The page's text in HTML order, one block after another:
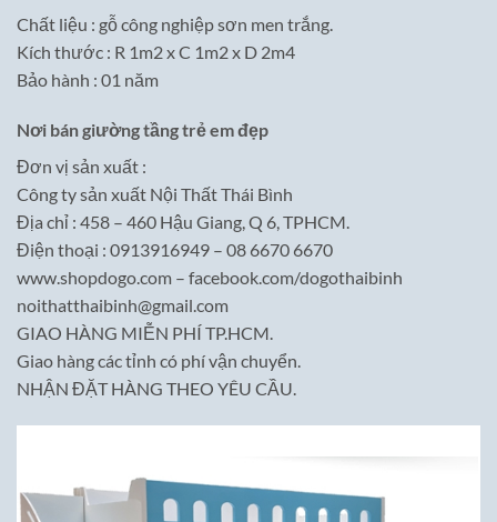
Chất liệu : gỗ công nghiệp sơn men trắng.
Kích thước : R 1m2 x C 1m2 x D 2m4
Bảo hành : 01 năm
Nơi bán giường tầng trẻ em đẹp
Đơn vị sản xuất :
Công ty sản xuất Nội Thất Thái Bình
Địa chỉ : 458 – 460 Hậu Giang, Q 6, TPHCM.
Điện thoại : 0913916949 – 08 6670 6670
www.shopdogo.com – facebook.com/dogothaibinh
noithatthaibinh@gmail.com
GIAO HÀNG MIỄN PHÍ TP.HCM.
Giao hàng các tỉnh có phí vận chuyển.
NHẬN ĐẶT HÀNG THEO YÊU CẦU.